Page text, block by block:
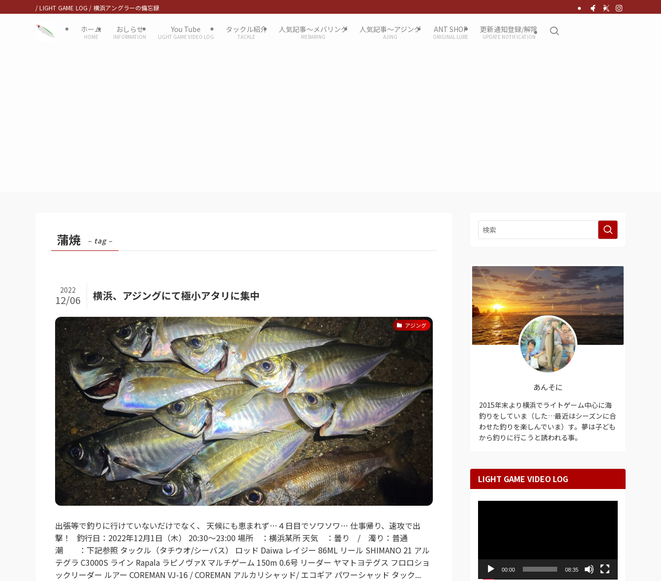
/ LIGHT GAME LOG / 横浜アングラーの備忘録
ホーム
HOME
おしらせ
INFORMATION
You Tube
LIGHT GAME VIDEO LOG
タックル紹介
TACKLE
人気記事〜メバリング
MEBARING
人気記事〜アジング
AJING
ANT SHOP
ORIGINAL LURE
更新通知登録/解除
UPDATE NOTIFICATION
蒲焼 – tag –
横浜、アジングにて極小アタリに集中
2022
12/06
アジング
出張等で釣りに行けていないだけでなく、 天候にも恵まれず…４日目でソワソワ… 仕事帰り、速攻で出
撃！ 釣行日：2022年12月1日（木） 20:30〜23:00 場所 ：横浜某所 天気 ：曇り / 濁り：普通
潮 ：下記参照 タックル（タチウオ/シーバス） ロッド Daiwa レイジー 86ML リール SHIMANO 21 アル
テグラ C3000S ライン Rapala ラピノヴァX マルチゲーム 150m 0.6号 リーダー ヤマトヨテグス フロロショ
ックリーダー ルアー COREMAN VJ-16 / COREMAN アルカリシャッド/ エコギア パワーシャッド タック...
あんそに
2015年末より横浜でライトゲーム中心に海
釣りをしていま（した…最近はシーズンに合
わせた釣りを楽しんでいま）す。夢は子ども
から釣りに行こうと誘われる事。
LIGHT GAME VIDEO LOG
ヤ
00:00 08:35